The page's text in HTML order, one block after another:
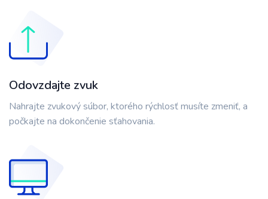
Odovzdajte zvuk
Nahrajte zvukový súbor, ktorého rýchlosť musíte zmeniť, a
počkajte na dokončenie sťahovania.